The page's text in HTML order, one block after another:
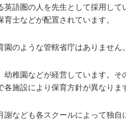
英語圏の人を先生として採用して
士などが配置されています。
園のような管轄省庁はありません。
幼稚園などが経営しています。そ
各施設により保育方針が異なりま
謝なども各スクールによって独自